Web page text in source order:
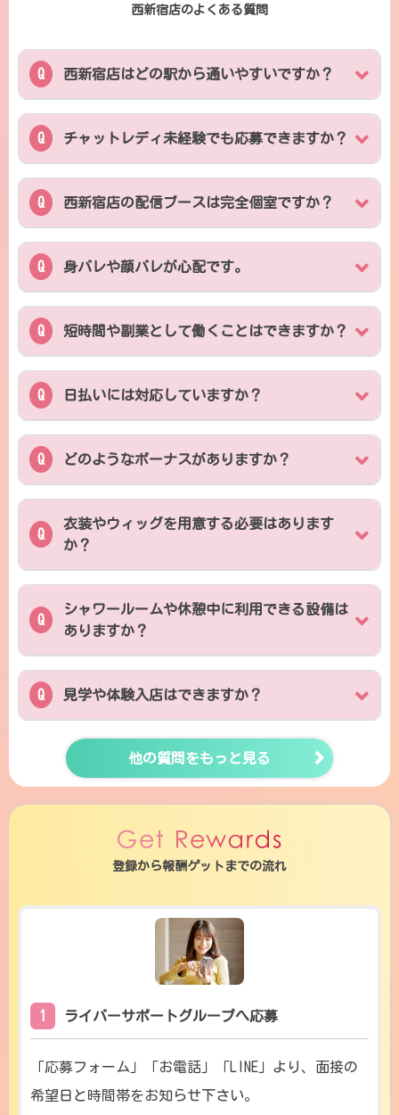
西新宿店のよくある質問
西新宿店はどの駅から通いやすいですか？
チャットレディ未経験でも応募できますか？
西新宿店の配信ブースは完全個室ですか？
身バレや顔バレが心配です。
短時間や副業として働くことはできますか？
日払いには対応していますか？
どのようなボーナスがありますか？
衣装やウィッグを用意する必要はあります
か？
シャワールームや休憩中に利用できる設備は
ありますか？
見学や体験入店はできますか？
他の質問をもっと見る
登録から報酬ゲットまでの流れ
1 ライバーサポートグループへ応募
「応募フォーム」「お電話」「LINE」より、面接の
希望日と時間帯をお知らせ下さい。